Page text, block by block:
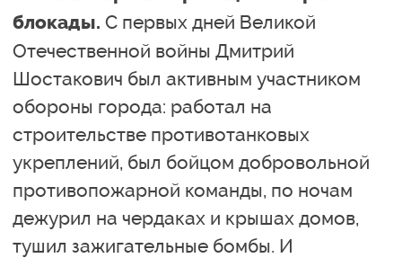
блокады. С первых дней Великой
Отечественной войны Дмитрий
Шостакович был активным участником
обороны города: работал на
строительстве противотанковых
укреплений, был бойцом добровольной
противопожарной команды, по ночам
дежурил на чердаках и крышах домов,
тушил зажигательные бомбы. И